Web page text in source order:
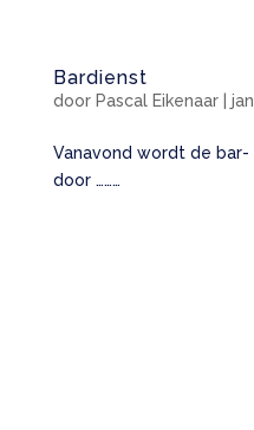
Bardienst
door Pascal Eikenaar|
Vanavond wordt de
door ………